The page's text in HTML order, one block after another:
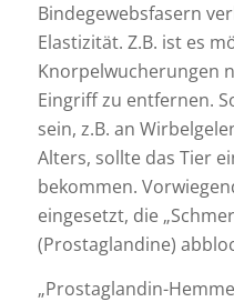
Bindegewebsfasern
Elastizität. Z.B. ist es
Knorpelwucherungen
Eingriff zu entfernen.
sein, z.B. an
Alters, sollte das Tier
bekommen.
eingesetzt, die
(Prostaglandine)
„Prostaglandin-